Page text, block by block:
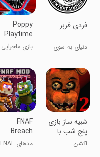
‏‏‏فردی فزبر
دنیای به سوی
Poppy
Playtime
Chapter 1
بازی ماجرایی
پاپی: 1
شبیه ساز بازی
پنج شب با
فردی2
اکشن
FNAF
Breach
Mods for
Minecraft
مد‌های FNAF